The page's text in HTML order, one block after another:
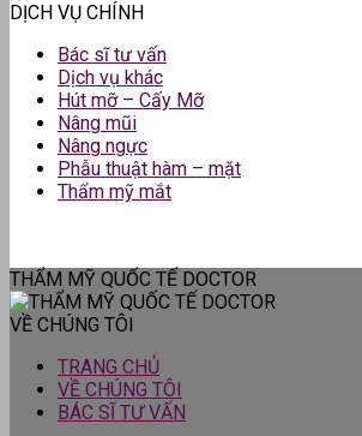
DỊCH VỤ CHÍNH
Bác sĩ tư vấn
Dịch vụ khác
Hút mỡ – Cấy Mỡ
Nâng mũi
Nâng ngực
Phẫu thuật hàm – mặt
Thẩm mỹ mắt
THẨM MỸ QUỐC TẾ DOCTOR
VỀ CHÚNG TÔI
TRANG CHỦ
VỀ CHÚNG TÔI
BÁC SĨ TƯ VẤN